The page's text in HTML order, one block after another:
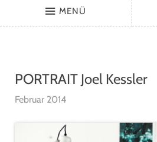
MENÜ
PORTRAIT Joel Kessler
Februar 2014